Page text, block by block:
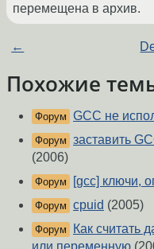
перемещена в архив.
←
Похожие
Форум GCC не
Форум заставить
(2006)
Форум [gcc] ключи,
Форум cpuid (2005)
Форум
Как считать
или переменную